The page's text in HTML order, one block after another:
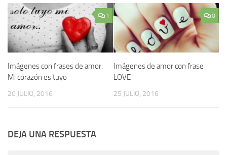
1
Imágenes con frases de amor:
Mi corazón es tuyo
20 JULIO, 2016
0
Imágenes de amor con frase
LOVE
25 JULIO, 2016
DEJA UNA RESPUESTA